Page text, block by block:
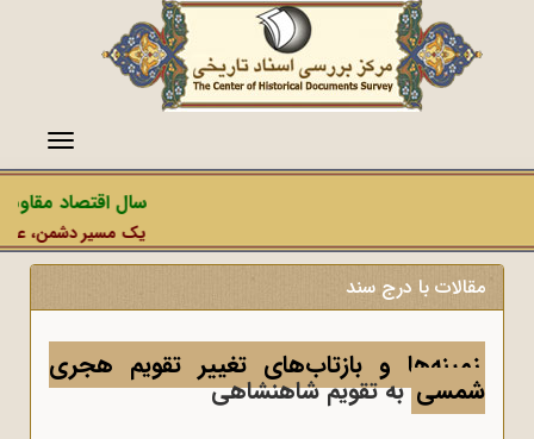
منو
سال اقتصاد
یک مسیر دشمن،
مقالات با درج سند
زمینه‌ها و بازتاب‌های تغییر تقویم هجری
شمسیبه تقویم شاهنشاهی